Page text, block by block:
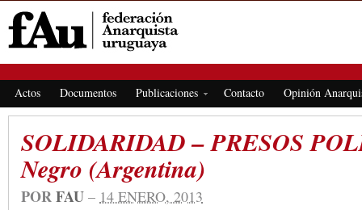
Actos Documentos Publicaciones Contacto Opinión
SOLIDARIDAD – PRESOS
Negro (Argentina)
PORFAU – 14 ENERO, 2013